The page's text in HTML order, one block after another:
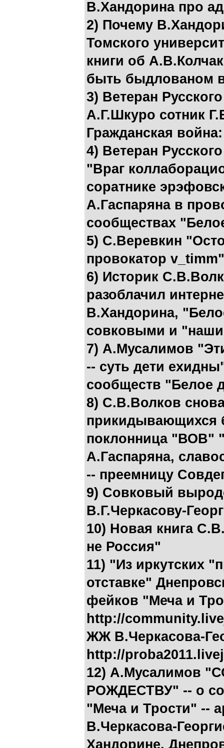
В.Хандорина про
2) Почему
Томского
книги об
быть быдлованом
3) Ветеран
А.Г.Шкуро сотник
Гражданская
4) Ветеран
"Враг
соратнике
А.Гаспаряна в
сообществах
5) С.Веревкин
провокатор v_timm"
6) Историк
разоблачил
В.Хандорина,
совковыми и
7) А.Мусалимов
-- суть дети
сообществ "Белое
8) С.В.Волков
прикидывающихся
поклонница "ВОВ"
А.Гаспаряна,
-- преемницу
9) Совковый
В.Г.Черкасову-
10) Новая книга
не Россия"
11) "Из иркутских
отставке"
фейков "Меча и
http://
ЖЖ В.Черкасова-
http://
12) А.Мусалимов
РОЖДЕСТВУ" -- о
"Меча и Трости" --
В.Черкасова-
Хандорине,